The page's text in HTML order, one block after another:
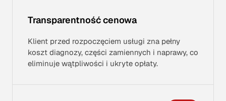
Transparentność cenowa
Klient przed rozpoczęciem usługi zna pełny
koszt diagnozy, części zamiennych i naprawy, co
eliminuje wątpliwości i ukryte opłaty.